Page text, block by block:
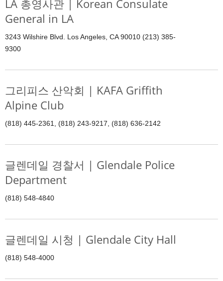
LA 총영사관 | Korean Consulate
General in LA
3243 Wilshire Blvd. Los Angeles, CA 90010 (213) 385-
9300
그리피스 산악회 | KAFA Griffith
Alpine Club
(818) 445-2361, (818) 243-9217, (818) 636-2142
글렌데일 경찰서 | Glendale Police
Department
(818) 548-4840
글렌데일 시청 | Glendale City Hall
(818) 548-4000